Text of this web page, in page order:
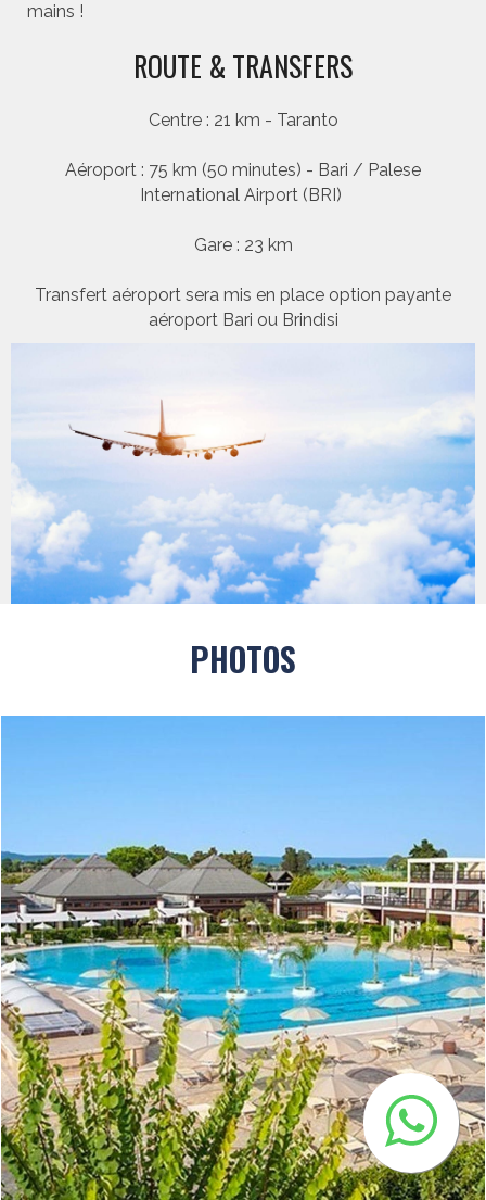
mains !
ROUTE & TRANSFERS
Centre : 21 km - Taranto
Aéroport : 75 km (50 minutes) - Bari / Palese
International Airport (BRI)
Gare : 23 km
Transfert aéroport sera mis en place option payante
aéroport Bari ou Brindisi
PHOTOS